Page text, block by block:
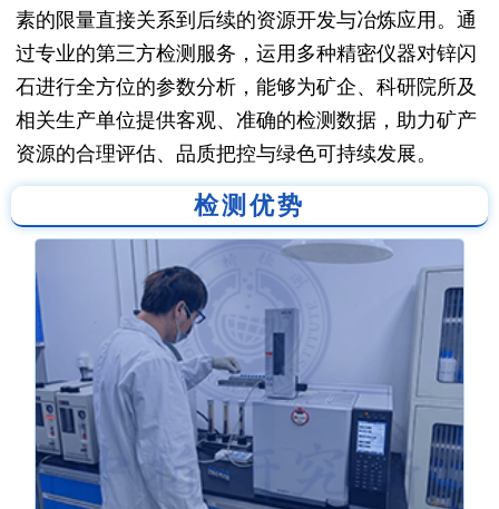
素的限量直接关系到后续的资源开发与冶炼应用。通
过专业的第三方检测服务，运用多种精密仪器对锌闪
石进行全方位的参数分析，能够为矿企、科研院所及
相关生产单位提供客观、准确的检测数据，助力矿产
资源的合理评估、品质把控与绿色可持续发展。
检测优势